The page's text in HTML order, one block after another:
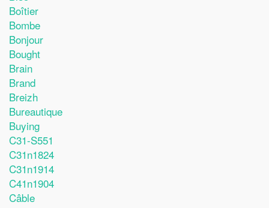
Boîtier
Bombe
Bonjour
Bought
Brain
Brand
Breizh
Bureautique
Buying
C31-S551
C31n1824
C31n1914
C41n1904
Câble